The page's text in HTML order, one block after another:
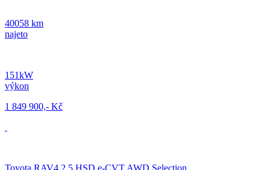
40058 km
najeto
151kW
výkon
1 849 900,- Kč
Toyota RAV4 2.5 HSD e-CVT AWD Selection